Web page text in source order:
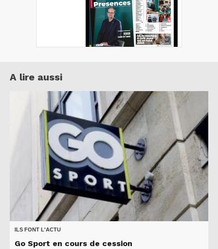
A lire aussi
ILS FONT L'ACTU
Go Sport en cours de cession